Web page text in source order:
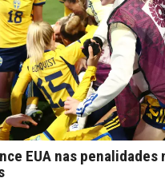
EUA nas penalidades